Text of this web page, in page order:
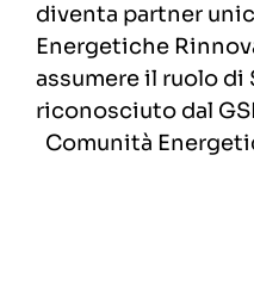
diventa partner
Energetiche
assumere il ruolo
riconosciuto dal
Comunità